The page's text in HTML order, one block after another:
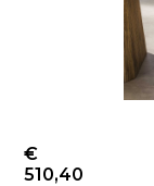
€
510,40